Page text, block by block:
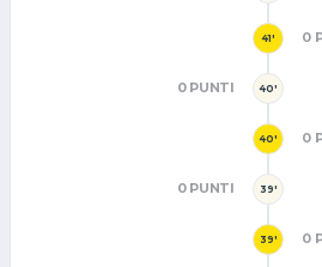
41' 0
40'
0 PUNTI
40' 0
39'
0 PUNTI
39' 0